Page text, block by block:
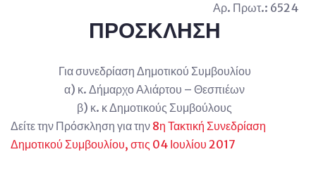
Αρ. Πρωτ.: 6524
ΠΡΟΣΚΛΗΣΗ
Για συνεδρίαση Δημοτικού Συμβουλίου
α) κ. Δήμαρχο Αλιάρτου – Θεσπιέων
β) κ. κ Δημοτικούς Συμβούλους
Δείτε την Πρόσκληση για την 8η Τακτική Συνεδρίαση
Δημοτικού Συμβουλίου, στις 04 Ιουλίου 2017